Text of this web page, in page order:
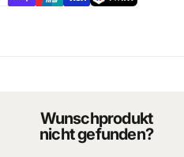
Wunschprodukt
nicht gefunden?